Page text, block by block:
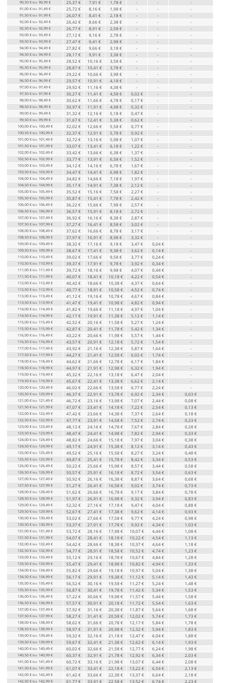
90,50 € bis 90,99 € 25,37 € 7,91 € 1,78 € - - -
91,00 € bis 91,49 € 25,72 € 8,16 € 1,98 € - - -
91,50 € bis 91,99 € 26,07 € 8,41 € 2,18 € - - -
92,00 € bis 92,49 € 26,42 € 8,66 € 2,38 € - - -
92,50 € bis 92,99 € 26,77 € 8,91 € 2,58 € - - -
93,00 € bis 93,49 € 27,12 € 9,16 € 2,78 € - - -
93,50 € bis 93,99 € 27,47 € 9,41 € 2,98 € - - -
94,00 € bis 94,49 € 27,82 € 9,66 € 3,18 € - - -
94,50 € bis 94,99 € 28,17 € 9,91 € 3,38 € - - -
95,00 € bis 95,49 € 28,52 € 10,16 € 3,58 € - - -
95,50 € bis 95,99 € 28,87 € 10,41 € 3,78 € - - -
96,00 € bis 96,49 € 29,22 € 10,66 € 3,98 € - - -
96,50 € bis 96,99 € 29,57 € 10,91 € 4,18 € - - -
97,00 € bis 97,49 € 29,92 € 11,16 € 4,38 € - - -
97,50 € bis 97,99 € 30,27 € 11,41 € 4,58 € 0,02 € - -
98,00 € bis 98,49 € 30,62 € 11,66 € 4,78 € 0,17 € - -
98,50 € bis 98,99 € 30,97 € 11,91 € 4,98 € 0,32 € - -
99,00 € bis 99,49 € 31,32 € 12,16 € 5,18 € 0,47 € - -
99,50 € bis 99,99 € 31,67 € 12,41 € 5,38 € 0,62 € - -
100,00 € bis 100,49 € 32,02 € 12,66 € 5,58 € 0,77 € - -
100,50 € bis 100,99 € 32,37 € 12,91 € 5,78 € 0,92 € - -
101,00 € bis 101,49 € 32,72 € 13,16 € 5,98 € 1,07 € - -
101,50 € bis 101,99 € 33,07 € 13,41 € 6,18 € 1,22 € - -
102,00 € bis 102,49 € 33,42 € 13,66 € 6,38 € 1,37 € - -
102,50 € bis 102,99 € 33,77 € 13,91 € 6,58 € 1,52 € - -
103,00 € bis 103,49 € 34,12 € 14,16 € 6,78 € 1,67 € - -
103,50 € bis 103,99 € 34,47 € 14,41 € 6,98 € 1,82 € - -
104,00 € bis 104,49 € 34,82 € 14,66 € 7,18 € 1,97 € - -
104,50 € bis 104,99 € 35,17 € 14,91 € 7,38 € 2,12 € - -
105,00 € bis 105,49 € 35,52 € 15,16 € 7,58 € 2,27 € - -
105,50 € bis 105,99 € 35,87 € 15,41 € 7,78 € 2,42 € - -
106,00 € bis 106,49 € 36,22 € 15,66 € 7,98 € 2,57 € - -
106,50 € bis 106,99 € 36,57 € 15,91 € 8,18 € 2,72 € - -
107,00 € bis 107,49 € 36,92 € 16,16 € 8,38 € 2,87 € - -
107,50 € bis 107,99 € 37,27 € 16,41 € 8,58 € 3,02 € - -
108,00 € bis 108,49 € 37,62 € 16,66 € 8,78 € 3,17 € - -
108,50 € bis 108,99 € 37,97 € 16,91 € 8,98 € 3,32 € - -
109,00 € bis 109,49 € 38,32 € 17,16 € 9,18 € 3,47 € 0,04 € -
109,50 € bis 109,99 € 38,67 € 17,41 € 9,38 € 3,62 € 0,14 € -
110,00 € bis 110,49 € 39,02 € 17,66 € 9,58 € 3,77 € 0,24 € -
110,50 € bis 110,99 € 39,37 € 17,91 € 9,78 € 3,92 € 0,34 € -
111,00 € bis 111,49 € 39,72 € 18,16 € 9,98 € 4,07 € 0,44 € -
111,50 € bis 111,99 € 40,07 € 18,41 € 10,18 € 4,22 € 0,54 € -
112,00 € bis 112,49 € 40,42 € 18,66 € 10,38 € 4,37 € 0,64 € -
112,50 € bis 112,99 € 40,77 € 18,91 € 10,58 € 4,52 € 0,74 € -
113,00 € bis 113,49 € 41,12 € 19,16 € 10,78 € 4,67 € 0,84 € -
113,50 € bis 113,99 € 41,47 € 19,41 € 10,98 € 4,82 € 0,94 € -
114,00 € bis 114,49 € 41,82 € 19,66 € 11,18 € 4,97 € 1,04 € -
114,50 € bis 114,99 € 42,17 € 19,91 € 11,38 € 5,12 € 1,14 € -
115,00 € bis 115,49 € 42,52 € 20,16 € 11,58 € 5,27 € 1,24 € -
115,50 € bis 115,99 € 42,87 € 20,41 € 11,78 € 5,42 € 1,34 € -
116,00 € bis 116,49 € 43,22 € 20,66 € 11,98 € 5,57 € 1,44 € -
116,50 € bis 116,99 € 43,57 € 20,91 € 12,18 € 5,72 € 1,54 € -
117,00 € bis 117,49 € 43,92 € 21,16 € 12,38 € 5,87 € 1,64 € -
117,50 € bis 117,99 € 44,27 € 21,41 € 12,58 € 6,02 € 1,74 € -
118,00 € bis 118,49 € 44,62 € 21,66 € 12,78 € 6,17 € 1,84 € -
118,50 € bis 118,99 € 44,97 € 21,91 € 12,98 € 6,32 € 1,94 € -
119,00 € bis 119,49 € 45,32 € 22,16 € 13,18 € 6,47 € 2,04 € -
119,50 € bis 119,99 € 45,67 € 22,41 € 13,38 € 6,62 € 2,14 € -
120,00 € bis 120,49 € 46,02 € 22,66 € 13,58 € 6,77 € 2,24 € -
120,50 € bis 120,99 € 46,37 € 22,91 € 13,78 € 6,92 € 2,34 € 0,03 €
121,00 € bis 121,49 € 46,72 € 23,16 € 13,98 € 7,07 € 2,44 € 0,08 €
121,50 € bis 121,99 € 47,07 € 23,41 € 14,18 € 7,22 € 2,54 € 0,13 €
122,00 € bis 122,49 € 47,42 € 23,66 € 14,38 € 7,37 € 2,64 € 0,18 €
122,50 € bis 122,99 € 47,77 € 23,91 € 14,58 € 7,52 € 2,74 € 0,23 €
123,00 € bis 123,49 € 48,12 € 24,16 € 14,78 € 7,67 € 2,84 € 0,28 €
123,50 € bis 123,99 € 48,47 € 24,41 € 14,98 € 7,82 € 2,94 € 0,33 €
124,00 € bis 124,49 € 48,82 € 24,66 € 15,18 € 7,97 € 3,04 € 0,38 €
124,50 € bis 124,99 € 49,17 € 24,91 € 15,38 € 8,12 € 3,14 € 0,43 €
125,00 € bis 125,49 € 49,52 € 25,16 € 15,58 € 8,27 € 3,24 € 0,48 €
125,50 € bis 125,99 € 49,87 € 25,41 € 15,78 € 8,42 € 3,34 € 0,53 €
126,00 € bis 126,49 € 50,22 € 25,66 € 15,98 € 8,57 € 3,44 € 0,58 €
126,50 € bis 126,99 € 50,57 € 25,91 € 16,18 € 8,72 € 3,54 € 0,63 €
127,00 € bis 127,49 € 50,92 € 26,16 € 16,38 € 8,87 € 3,64 € 0,68 €
127,50 € bis 127,99 € 51,27 € 26,41 € 16,58 € 9,02 € 3,74 € 0,73 €
128,00 € bis 128,49 € 51,62 € 26,66 € 16,78 € 9,17 € 3,84 € 0,78 €
128,50 € bis 128,99 € 51,97 € 26,91 € 16,98 € 9,32 € 3,94 € 0,83 €
129,00 € bis 129,49 € 52,32 € 27,16 € 17,18 € 9,47 € 4,04 € 0,88 €
129,50 € bis 129,99 € 52,67 € 27,41 € 17,38 € 9,62 € 4,14 € 0,93 €
130,00 € bis 130,49 € 53,02 € 27,66 € 17,58 € 9,77 € 4,24 € 0,98 €
130,50 € bis 130,99 € 53,37 € 27,91 € 17,78 € 9,92 € 4,34 € 1,03 €
131,00 € bis 131,49 € 53,72 € 28,16 € 17,98 € 10,07 € 4,44 € 1,08 €
131,50 € bis 131,99 € 54,07 € 28,41 € 18,18 € 10,22 € 4,54 € 1,13 €
132,00 € bis 132,49 € 54,42 € 28,66 € 18,38 € 10,37 € 4,64 € 1,18 €
132,50 € bis 132,99 € 54,77 € 28,91 € 18,58 € 10,52 € 4,74 € 1,23 €
133,00 € bis 133,49 € 55,12 € 29,16 € 18,78 € 10,67 € 4,84 € 1,28 €
133,50 € bis 133,99 € 55,47 € 29,41 € 18,98 € 10,82 € 4,94 € 1,33 €
134,00 € bis 134,49 € 55,82 € 29,66 € 19,18 € 10,97 € 5,04 € 1,38 €
134,50 € bis 134,99 € 56,17 € 29,91 € 19,38 € 11,12 € 5,14 € 1,43 €
135,00 € bis 135,49 € 56,52 € 30,16 € 19,58 € 11,27 € 5,24 € 1,48 €
135,50 € bis 135,99 € 56,87 € 30,41 € 19,78 € 11,42 € 5,34 € 1,53 €
136,00 € bis 136,49 € 57,22 € 30,66 € 19,98 € 11,57 € 5,44 € 1,58 €
136,50 € bis 136,99 € 57,57 € 30,91 € 20,18 € 11,72 € 5,54 € 1,63 €
137,00 € bis 137,49 € 57,92 € 31,16 € 20,38 € 11,87 € 5,64 € 1,68 €
137,50 € bis 137,99 € 58,27 € 31,41 € 20,58 € 12,02 € 5,74 € 1,73 €
138,00 € bis 138,49 € 58,62 € 31,66 € 20,78 € 12,17 € 5,84 € 1,78 €
138,50 € bis 138,99 € 58,97 € 31,91 € 20,98 € 12,32 € 5,94 € 1,83 €
139,00 € bis 139,49 € 59,32 € 32,16 € 21,18 € 12,47 € 6,04 € 1,88 €
139,50 € bis 139,99 € 59,67 € 32,41 € 21,38 € 12,62 € 6,14 € 1,93 €
140,00 € bis 140,49 € 60,02 € 32,66 € 21,58 € 12,77 € 6,24 € 1,98 €
140,50 € bis 140,99 € 60,37 € 32,91 € 21,78 € 12,92 € 6,34 € 2,03 €
141,00 € bis 141,49 € 60,72 € 33,16 € 21,98 € 13,07 € 6,44 € 2,08 €
141,50 € bis 141,99 € 61,07 € 33,41 € 22,18 € 13,22 € 6,54 € 2,13 €
142,00 € bis 142,49 € 61,42 € 33,66 € 22,38 € 13,37 € 6,64 € 2,18 €
142,50 € bis 142,99 € 61,77 € 33,91 € 22,58 € 13,52 € 6,74 € 2,23 €